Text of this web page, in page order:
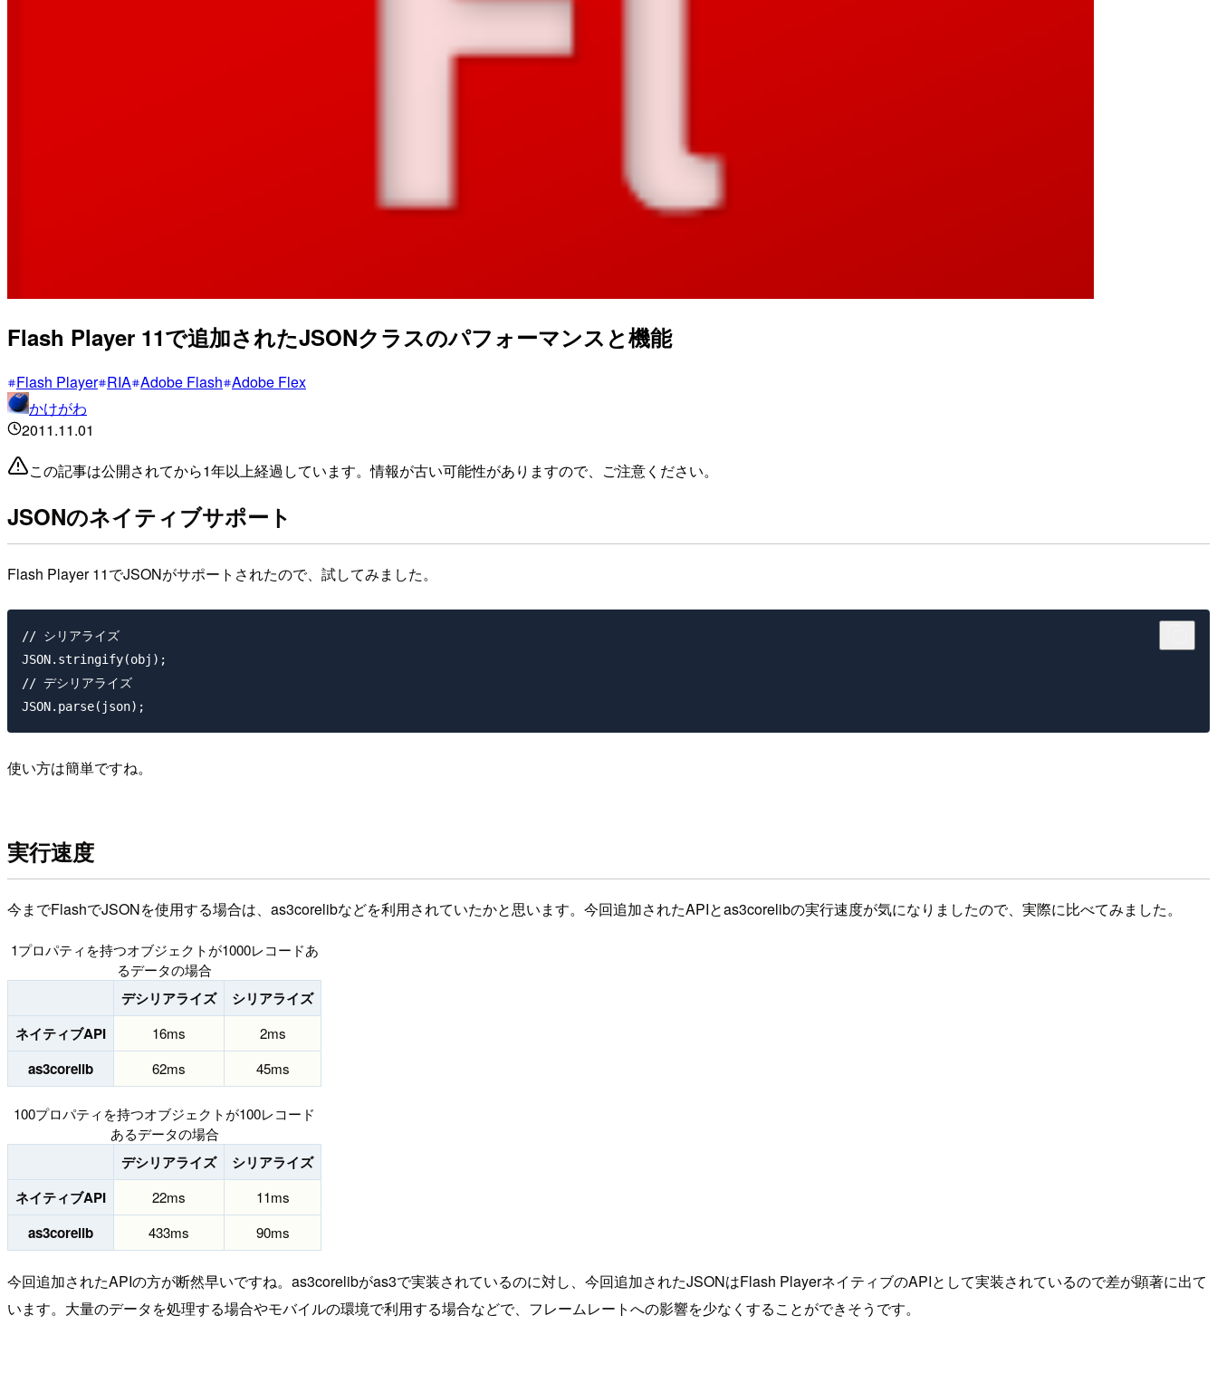
Flash Player 11で追加されたJSONクラスのパフォーマンスと機能
Flash Player RIA Adobe Flash Adobe Flex
かけがわ
2011.11.01
この記事は公開されてから1年以上経過しています。情報が古い可能性がありますので、ご注意ください。
JSONのネイティブサポート
Flash Player 11でJSONがサポートされたので、試してみました。
// シリアライズ
JSON.stringify(obj);
// デシリアライズ
使い方は簡単ですね。
実行速度
今までFlashでJSONを使用する場合は、as3corelibなどを利用されていたかと思います。今回追加されたAPIとas3corelibの実行速度が気になりましたので、実際に比べてみました。
1プロパティを持つオブジェクトが1000レコードあ
るデータの場合
デシリアライズ
シリアライズ
ネイティブAPI
16ms 2ms
as3corelib 62ms 45ms
100プロパティを持つオブジェクトが100レコード
あるデータの場合
デシリアライズ
シリアライズ
ネイティブAPI
22ms 11ms
as3corelib 433ms 90ms
今回追加されたAPIの方が断然早いですね。as3corelibがas3で実装されているのに対し、今回追加されたJSONはFlash PlayerネイティブのAPIとして実装されているので差が顕著に出て
います。大量のデータを処理する場合やモバイルの環境で利用する場合などで、フレームレートへの影響を少なくすることができそうです。